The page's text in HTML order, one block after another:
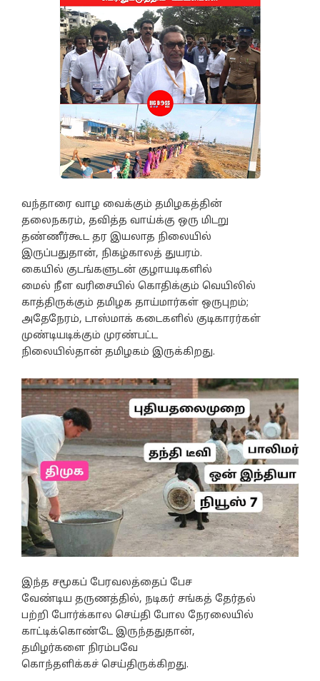
வந்தாரை வாழ வைக்கும் தமிழகத்தின்
தலைநகரம், தவித்த வாய்க்கு ஒரு மிடறு
தண்ணீர்கூட தர இயலாத நிலையில்
இருப்பதுதான், நிகழ்காலத் துயரம்.
கையில் குடங்களுடன் குழாயடிகளில்
மைல் நீள வரிசையில் கொதிக்கும் வெயிலில்
காத்திருக்கும் தமிழக தாய்மார்கள் ஒருபுறம்;
அதேநேரம், டாஸ்மாக் கடைகளில் குடிகாரர்கள்
முண்டியடிக்கும் முரண்பட்ட
நிலையில்தான் தமிழகம் இருக்கிறது.
இந்த சமூகப் பேரவலத்தைப் பேச
வேண்டிய தருணத்தில், நடிகர் சங்கத் தேர்தல்
பற்றி போர்க்கால செய்தி போல நேரலையில்
காட்டிக்கொண்டே இருந்ததுதான்,
தமிழர்களை நிரம்பவே
கொந்தளிக்கச் செய்திருக்கிறது.